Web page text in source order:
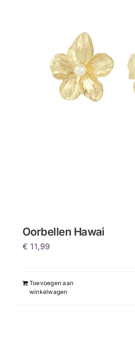
Oorbellen Hawai
€ 11,99
Toevoegen aan
winkelwagen